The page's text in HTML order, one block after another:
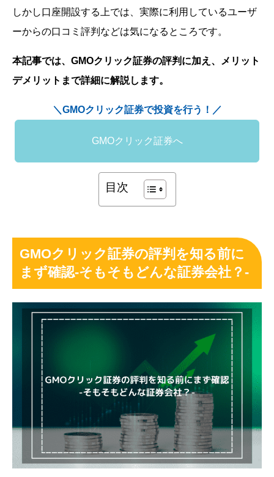
しかし口座開設する上では、実際に利用しているユーザ
ーからの口コミ評判などは気になるところです。
本記事では、GMOクリック証券の評判に加え、メリット
デメリットまで詳細に解説します。
＼GMOクリック証券で投資を行う！／
GMOクリック証券へ
目次
GMOクリック証券の評判を知る前に
まず確認-そもそもどんな証券会社？-